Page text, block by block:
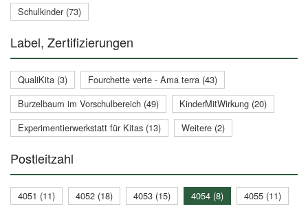
Schulkinder (73)
Label, Zertifizierungen
QualiKita (3)
Fourchette verte - Ama terra (43)
Burzelbaum im Vorschulbereich (49)
KinderMitWirkung (20)
Experimentierwerkstatt für Kitas (13)
Weitere (2)
Postleitzahl
4051 (11) 4052 (18) 4053 (15) 4054 (8)
4055 (11)